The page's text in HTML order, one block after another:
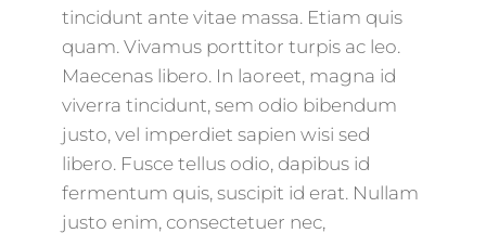
tincidunt ante vitae massa. Etiam quis
quam. Vivamus porttitor turpis ac leo.
Maecenas libero. In laoreet, magna id
viverra tincidunt, sem odio bibendum
justo, vel imperdiet sapien wisi sed
libero. Fusce tellus odio, dapibus id
fermentum quis, suscipit id erat. Nullam
justo enim, consectetuer nec,